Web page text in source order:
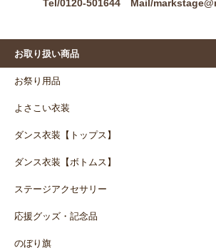
Tel/0120-501644 Mail/
お取り扱い商品
お祭り用品
よさこい衣装
ダンス衣装【トップス】
ダンス衣装【ボトムス】
ステージアクセサリー
応援グッズ・記念品
のぼり旗